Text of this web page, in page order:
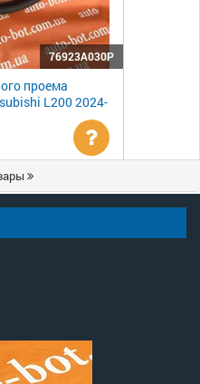
76923A030P
проема
L200 2024-
Уточнить
цену